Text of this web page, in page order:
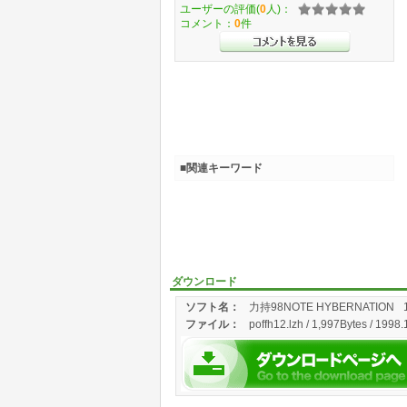
ダウンロード
ソフト名：
力持98NOTE HYBERNATION
ファイル： poffh12.lzh / 1,997Bytes /
ユーザーの評価(0 人)：
コメント： 0件
■関連キーワード